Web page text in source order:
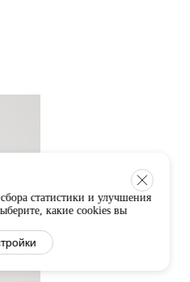
статистики и улучшения
какие cookies вы